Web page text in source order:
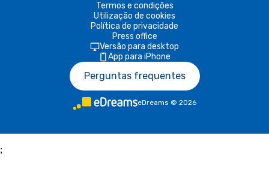
Termos e condições
Utilização de cookies
Política de privacidade
Press office
Versão para desktop
App para iPhone
Perguntas frequentes
eDreams © 2026
;